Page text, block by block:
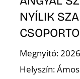
NYÍLIK
Megnyitó:
Helyszín: